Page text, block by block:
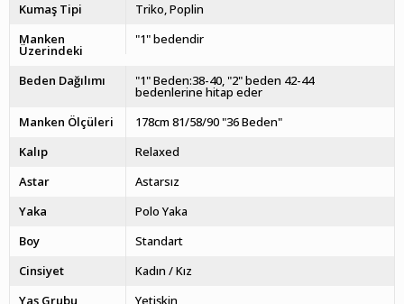
Kumaş Tipi
Triko Poplin
Manken
Üzerindeki
"1" bedendir
Beden Dağılımı "1" Beden:38-40, "2" beden 42-44
bedenlerine hitap eder
Manken Ölçüleri
178cm 81/58/90 "36 Beden"
Kalıp
Relaxed
Astar
Astarsız
Yaka
Polo Yaka
Boy
Standart
Cinsiyet
Kadın / Kız
Yaş Grubu
Yetişkin